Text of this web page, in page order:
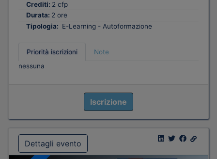
Crediti: 2 cfp
Durata: 2 ore
Tipologia: E-Learning - Autoformazione
Priorità iscrizioni
Note
nessuna
Iscrizione
Dettagli evento